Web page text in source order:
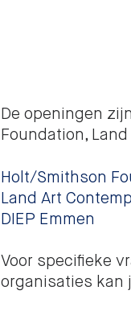
De openingen
Foundation,
Holt/Smithson
Land Art
DIEP Emmen
Voor specifieke
organisaties kan